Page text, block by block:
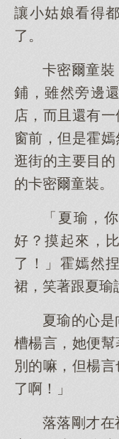
讓小姑娘看得
了。
卡密爾童
鋪，雖然旁邊
店，而且還有
窗前，但是霍
逛街的主要目
的卡密爾童裝。
「夏瑜，
好？摸起來，
了！」霍嫣然
裙，笑著跟夏瑜
夏瑜的心
槽楊言，她便
別的嘛，但楊
了啊！」
落落剛才在